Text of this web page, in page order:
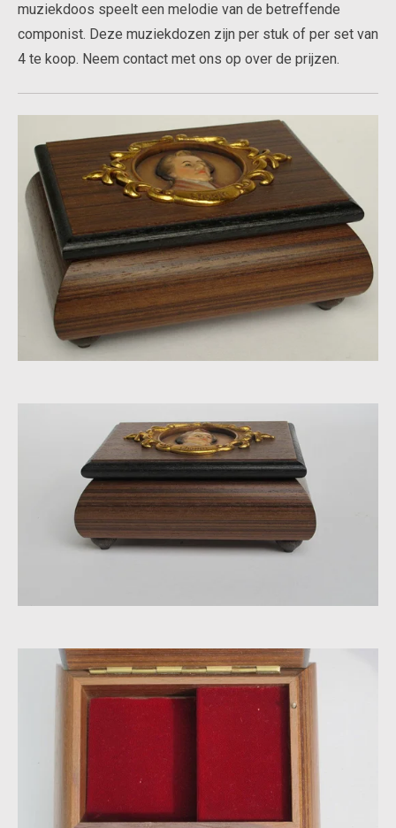
muziekdoos speelt een melodie van de betreffende
componist. Deze muziekdozen zijn per stuk of per set van
4 te koop. Neem contact met ons op over de prijzen.